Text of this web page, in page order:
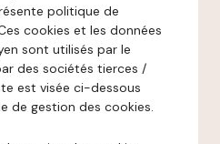
politique de
cookies et les données
sont utilisés par le
des sociétés tierces /
est visée ci-dessous
de gestion des cookies.